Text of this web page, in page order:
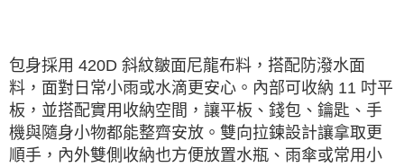
包身採用 420D 斜紋皺面尼龍布料，搭配防潑水面
料，面對日常小雨或水滴更安心。內部可收納 11 吋平
板，並搭配實用收納空間，讓平板、錢包、鑰匙、手
機與隨身小物都能整齊安放。雙向拉鍊設計讓拿取更
順手，內外雙側收納也方便放置水瓶、雨傘或常用小